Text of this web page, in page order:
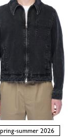
summer 2026